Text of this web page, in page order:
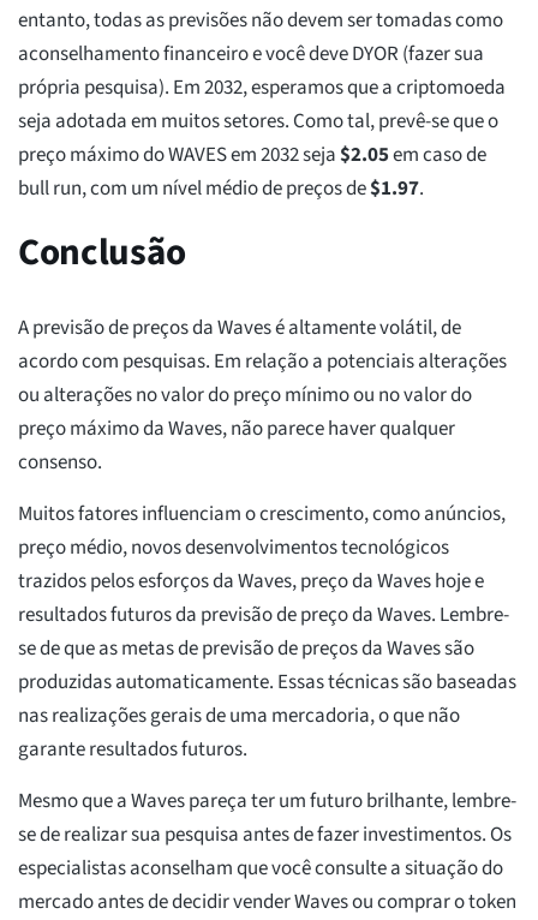
entanto, todas as previsões não devem ser tomadas como
aconselhamento financeiro e você deve DYOR (fazer sua
própria pesquisa). Em 2032, esperamos que a criptomoeda
seja adotada em muitos setores. Como tal, prevê-se que o
preço máximo do WAVES em 2032 seja$2.05em caso de
bull run, com um nível médio de preços de$1.97.
Conclusão
A previsão de preços da Waves é altamente volátil, de
acordo com pesquisas. Em relação a potenciais alterações
ou alterações no valor do preço mínimo ou no valor do
preço máximo da Waves, não parece haver qualquer
consenso.
Muitos fatores influenciam o crescimento, como anúncios,
preço médio, novos desenvolvimentos tecnológicos
trazidos pelos esforços da Waves, preço da Waves hoje e
resultados futuros da previsão de preço da Waves. Lembre-
se de que as metas de previsão de preços da Waves são
produzidas automaticamente. Essas técnicas são baseadas
nas realizações gerais de uma mercadoria, o que não
garante resultados futuros.
Mesmo que a Waves pareça ter um futuro brilhante, lembre-
se de realizar sua pesquisa antes de fazer investimentos. Os
especialistas aconselham que você consulte a situação do
mercado antes de decidir vender Waves ou comprar o token